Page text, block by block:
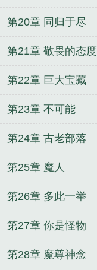
第20章 同归于尽
第21章 敬畏的态度
第22章 巨大宝藏
第23章 不可能
第24章 古老部落
第25章 魔人
第26章 多此一举
第27章 你是怪物
第28章 魔尊神念